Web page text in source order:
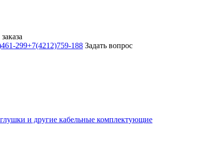
299+7(4212)759-188 Задать вопрос
и другие кабельные комплектующие